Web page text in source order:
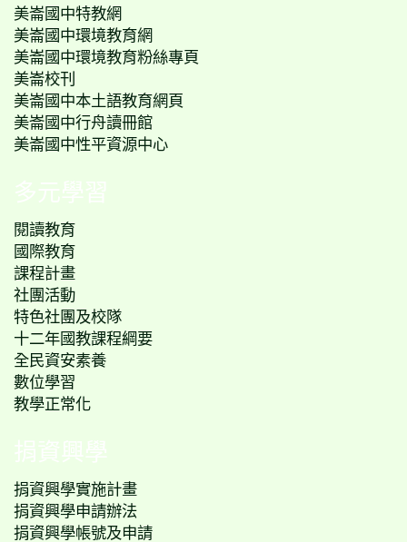
美崙國中特教網
美崙國中環境教育網
美崙國中環境教育粉絲專頁
美崙校刊
美崙國中本土語教育網頁
美崙國中行舟讀冊館
美崙國中性平資源中心
多元學習
閱讀教育
國際教育
課程計畫
社團活動
特色社團及校隊
十二年國教課程綱要
全民資安素養
數位學習
教學正常化
捐資興學
捐資興學實施計畫
捐資興學申請辦法
捐資興學帳號及申請